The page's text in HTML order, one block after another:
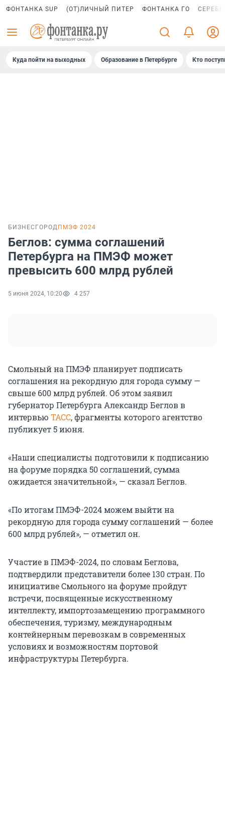
ФОНТАНКА SUP (ОТ)ЛИЧНЫЙ ПИТЕР ФОНТАНКА ГО
Куда пойти на выходных Образование в Петербурге Кто
БИЗНЕС ГОРОД ПМЭФ 2024
Беглов: сумма соглашений
Петербурга на ПМЭФ может
превысить 600 млрд рублей
5 июня 2024, 10:20 4 257
Смольный на ПМЭФ планирует подписать
соглашения на рекордную для города сумму —
свыше 600 млрд рублей. Об этом заявил
губернатор Петербурга Александр Беглов в
интервью ТАСС, фрагменты которого агентство
публикует 5 июня.
«Наши специалисты подготовили к подписанию
на форуме порядка 50 соглашений, сумма
ожидается значительной», — сказал Беглов.
«По итогам ПМЭФ-2024 можем выйти на
рекордную для города сумму соглашений — более
600 млрд рублей», — отметил он.
Участие в ПМЭФ-2024, по словам Беглова,
подтвердили представители более 130 стран. По
инициативе Смольного на форуме пройдут
встречи, посвященные искусственному
интеллекту, импортозамещению программного
обеспечения, туризму, международным
контейнерным перевозкам в современных
условиях и возможностям портовой
инфраструктуры Петербурга.